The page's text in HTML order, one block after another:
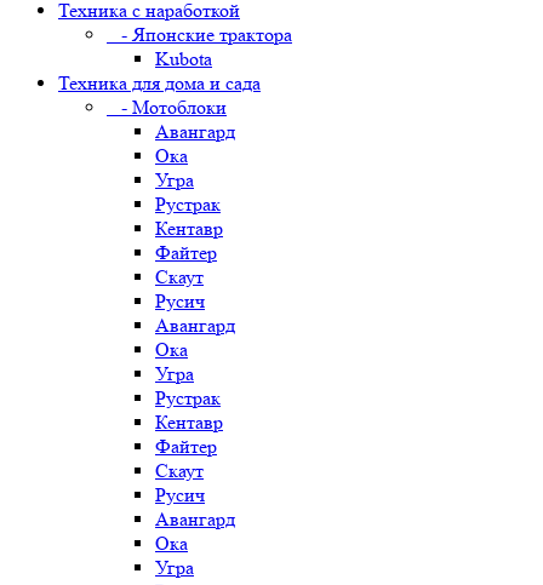
Техника с наработкой
- Японские трактора
Kubota
Техника для дома и сада
- Мотоблоки
Авангард
Ока
Угра
Рустрак
Кентавр
Файтер
Скаут
Русич
Авангард
Ока
Угра
Рустрак
Кентавр
Файтер
Скаут
Русич
Авангард
Ока
Угра